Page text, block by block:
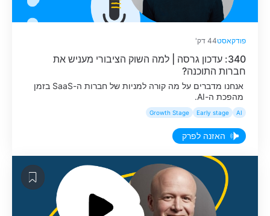
פודקאסט44 דק'
340: עדכון גרסה | למה השוק הציבורי מעניש את
חברות התוכנה?
אנחנו מדברים על מה קורה למניות של חברות ה-SaaS בזמן
מהפכת ה-AI.
AI
Early stage
Growth Stage
האזנה לפרק